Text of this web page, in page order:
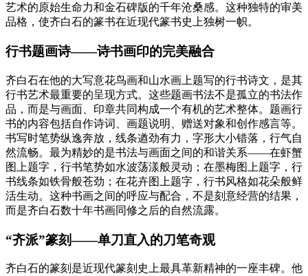
艺术的原始生命力和金石碑版的千年沧桑感。这种独特的审美
品格，使齐白石的篆书在近现代篆书史上独树一帜。
行书题画诗——诗书画印的完美融合
齐白石在他的大写意花鸟画和山水画上题写的行书诗文，是其
行书艺术最重要的呈现方式。这些题画书法不是孤立的书法作
品，而是与画面、印章共同构成一个有机的艺术整体。题画行
书的内容包括自作诗词、画题说明、赠送对象和创作感言等。
书写时笔势纵逸奔放，线条遒劲有力，字形大小错落，行气自
然流畅。最为精妙的是书法与画面之间的和谐关系——在虾蟹
图上题字，行书笔势如水波荡漾般灵动；在墨梅图上题字，行
书线条如铁骨般苍劲；在花卉图上题字，行书风格如花朵般鲜
活生动。这种书画之间的呼应与配合，不是刻意经营的结果，
而是齐白石数十年书画同修之后的自然流露。
“齐派”篆刻——单刀直入的刀笔奇观
齐白石的篆刻是近现代篆刻史上最具革新精神的一座丰碑。他